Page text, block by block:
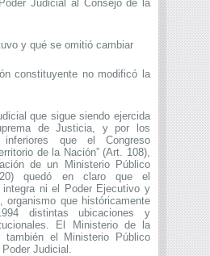
Judicial al Consejo de la
y qué se omitió cambiar
constituyente no modificó la
que sigue siendo ejercida
de Justicia, y por los
inferiores que el Congreso
de la Nación” (Art. 108),
de un Ministerio Público
quedó en claro que el
ni el Poder Ejecutivo y
organismo que históricamente
distintas ubicaciones y
El Ministerio de la
también el Ministerio Público
Judicial.